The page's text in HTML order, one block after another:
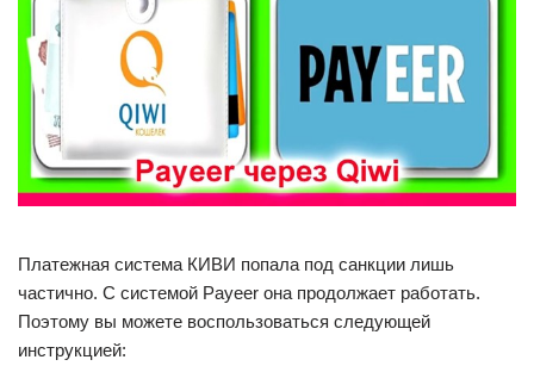
Платежная система КИВИ попала под санкции лишь
частично. С системой Payeer она продолжает работать.
Поэтому вы можете воспользоваться следующей
инструкцией: